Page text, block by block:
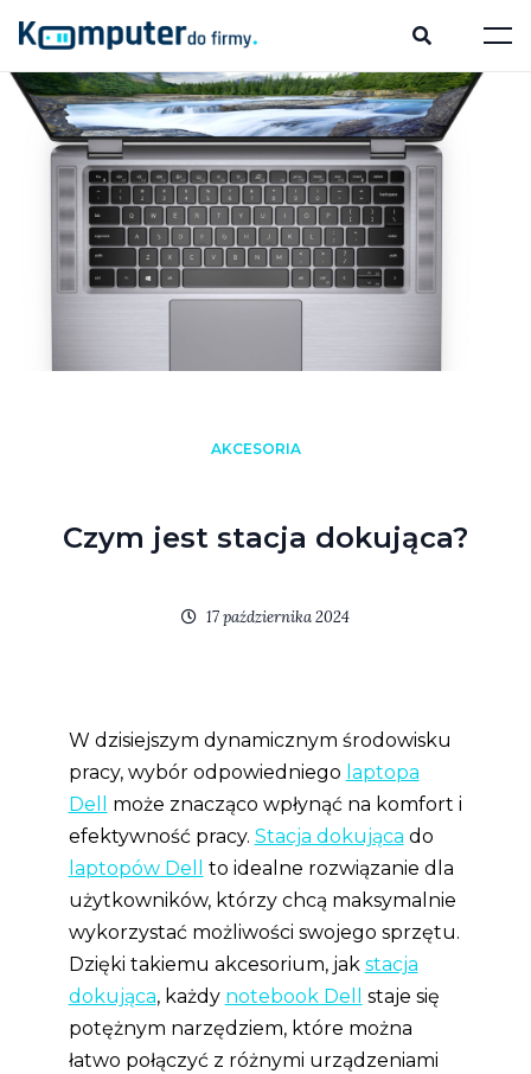
AKCESORIA
Czym jest stacja dokująca?
17 października 2024
W dzisiejszym dynamicznym środowisku
pracy, wybór odpowiedniego laptopa
Dell
może znacząco wpłynąć na komfort i
efektywność pracy. Stacja dokująca do
laptopów Dell
to idealne rozwiązanie dla
użytkowników, którzy chcą maksymalnie
wykorzystać możliwości swojego sprzętu.
Dzięki takiemu akcesorium, jak stacja
dokująca, każdy notebook Dell
staje się
potężnym narzędziem, które można
łatwo połączyć z różnymi urządzeniami